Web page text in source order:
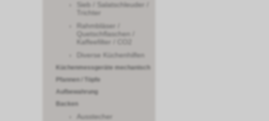
Sieb / Salatschleuder /
Trichter
Rahmbläser /
Quetschflaschen /
Kaffeefilter / CO2
Diverse Küchenhilfen
Küchenmessgeräte mechanisch
Pfannen / Töpfe
Aufbewahrung
Backen
Ausstecher